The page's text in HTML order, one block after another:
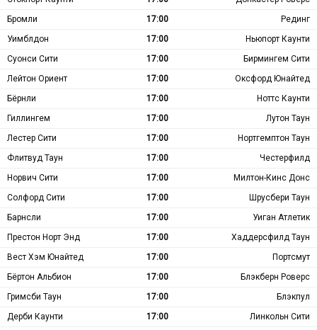
Бромли
17:00
Рединг
Уимблдон
17:00
Ньюпорт Каунти
Суонси Сити
17:00
Бирмингем Сити
Лейтон Ориент
17:00
Оксфорд Юнайтед
Бёрнли
17:00
Ноттс Каунти
Гиллингем
17:00
Лутон Таун
Лестер Сити
17:00
Нортгемптон Таун
Флитвуд Таун
17:00
Честерфилд
Норвич Сити
17:00
Милтон-Кинс Донс
Солфорд Сити
17:00
Шрусбери Таун
Барнсли
17:00
Уиган Атлетик
Престон Норт Энд
17:00
Хаддерсфилд Таун
Вест Хэм Юнайтед
17:00
Портсмут
Бёртон Альбион
17:00
Блэкберн Роверс
Гримсби Таун
17:00
Блэкпул
Дерби Каунти
17:00
Линкольн Сити